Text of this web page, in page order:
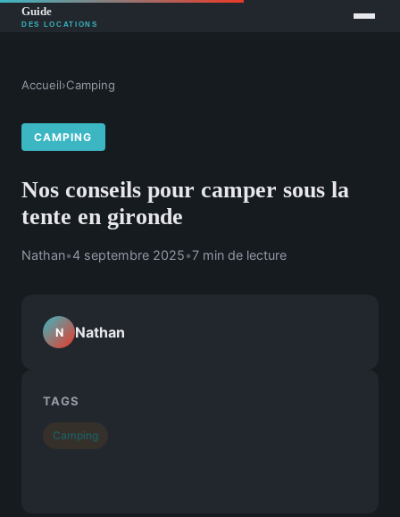
Accueil›Camping
CAMPING
Nos conseils pour camper sous la
tente en gironde
Nathan•4 septembre 2025•7 min de lecture
N Nathan
TAGS
Camping